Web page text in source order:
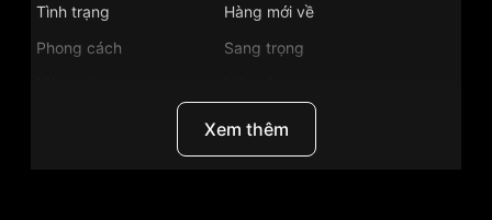
Tình trạng
Hàng mới về
Phong cách
Sang trọng
Những sản phẩm tương tự
"Longines 32.5mm
Unisex L4.705.4.11.2":Xem thêm